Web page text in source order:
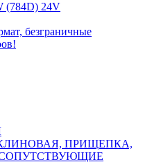
(784D) 24V
безграничные
ПРИЩЕПКА,